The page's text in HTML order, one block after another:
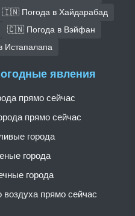
🇮🇳 Погода в Хайдарабад
🇨🇳 Погода в Вэйфан
явления
прямо сейчас
прямо сейчас
города
города
города
прямо сейчас